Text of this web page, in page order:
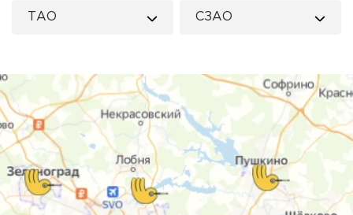
ТАО СЗАО